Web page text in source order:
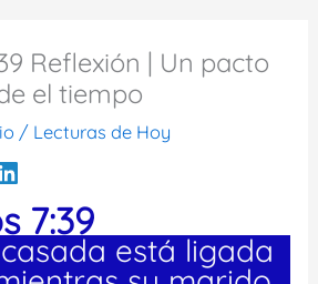
Reflexión | Un pacto
el tiempo
/ Lecturas de Hoy
7:39
está ligada